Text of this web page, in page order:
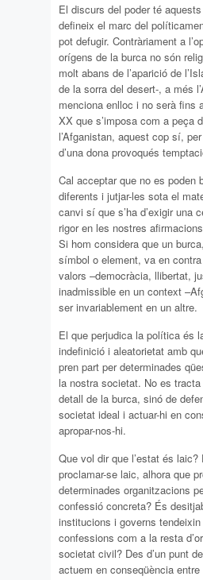
El discurs del poder té
defineix el marc del
pot defugir. Contràriament a
orígens de la burca no són
molt abans de l’aparició de
de la sorra del desert-, a més
menciona enlloc i no serà fins
XX que s’imposa com a peça
l’Afganistan, aquest cop sí,
d’una dona provoqués
Cal acceptar que no es poden
diferents i jutjar-les sota el
canvi sí que s’ha d’exigir una
rigor en les nostres
Si hom considera que un
símbol o element, va en contra
valors –democràcia, llibertat,
inadmissible en un context
ser invariablement en un altre.
El que perjudica la política és
indefinició i aleatorietat amb
pren part per determinades
la nostra societat. No es
detall de la burca, sinó de
societat ideal i actuar-hi en
apropar-nos-hi.
Que vol dir que l’estat és
proclamar-se laic, alhora que
determinades organitzacions
confessió concreta? És
institucions i governs
confessions com a la resta
societat civil? Des d’un punt
actuem en conseqüència